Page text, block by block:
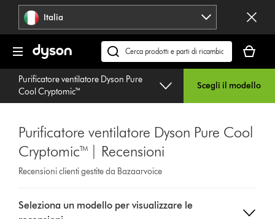
navigazione Italia
Cerca
su
dyson.it
carrello
è
vuoto
Purificatore ventilatore Dyson Pure
Cool Cryptomic™
Scegli il modello
Purificatore ventilatore Dyson Pure Cool
Cryptomic™ | Recensioni
Recensioni clienti gestite da Bazaarvoice
a
Seleziona un modello per visualizzare le